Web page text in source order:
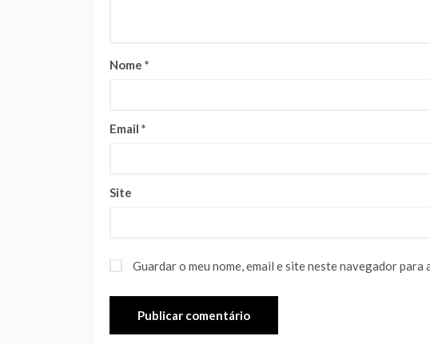
Nome *
Email *
Site
Guardar o meu nome, email e site neste navegador para